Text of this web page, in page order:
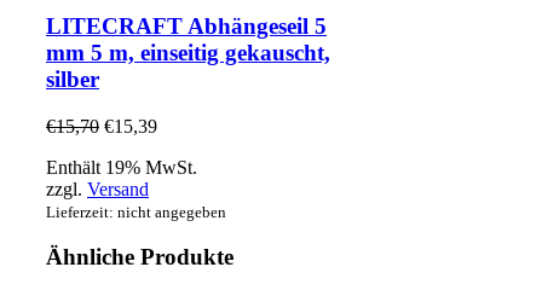
LITECRAFT Abhängeseil 5
mm 5 m, einseitig gekauscht,
silber
€15,70 €15,39
Enthält 19% MwSt.
zzgl. Versand
Lieferzeit: nicht angegeben
Ähnliche Produkte